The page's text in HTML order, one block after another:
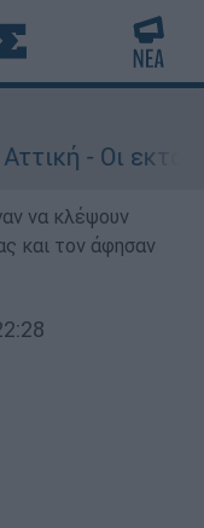
Οι εκτάσεις
να κλέψουν
και τον άφησαν